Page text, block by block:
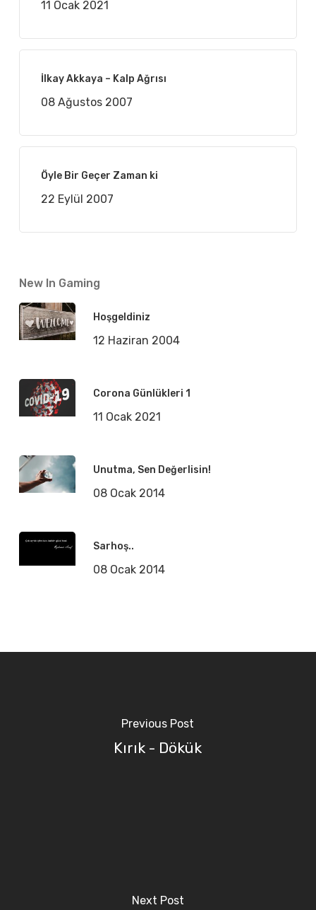
11 Ocak 2021
İlkay Akkaya – Kalp Ağrısı
08 Ağustos 2007
Öyle Bir Geçer Zaman ki
22 Eylül 2007
New In Gaming
Hoşgeldiniz
12 Haziran 2004
Corona Günlükleri 1
11 Ocak 2021
Unutma, Sen Değerlisin!
08 Ocak 2014
Sarhoş..
08 Ocak 2014
Previous Post
Kırık - Dökük
Next Post